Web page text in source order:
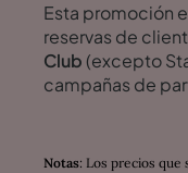
Esta promoción
reservas de
Club (excepto
campañas de
Notas: Los precios que